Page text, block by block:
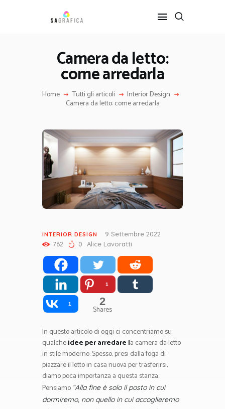
Camera da letto:
come arredarla
Home Tutti gli articoli Interior Design
Camera da letto: come arredarla
HOME
GRAFICA
ARTE
SERVIZI
CONTATTI
INTERIOR DESIGN
9 Settembre 2022
762
0 Alice Lavoratti
1
1 2
Shares
In questo articolo di oggi ci concentriamo su
qualcheidee per arredare la camera da letto
in stile moderno. Spesso, presi dalla foga di
piazzare il letto in casa nuova per trasferirsi,
diamo poca importanza a questa stanza.
Pensiamo “Alla fine è solo il posto in cui
dormiremo, non quello in cui accoglieremo